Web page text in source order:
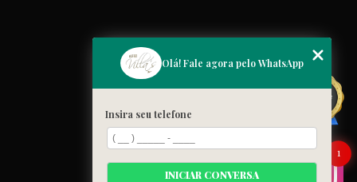
MENU
Home
Quem somos
Cardápio
Blog
Galeria
Olá! Fale agora pelo WhatsApp
Insira seu telefone
INICIAR CONVERSA
1